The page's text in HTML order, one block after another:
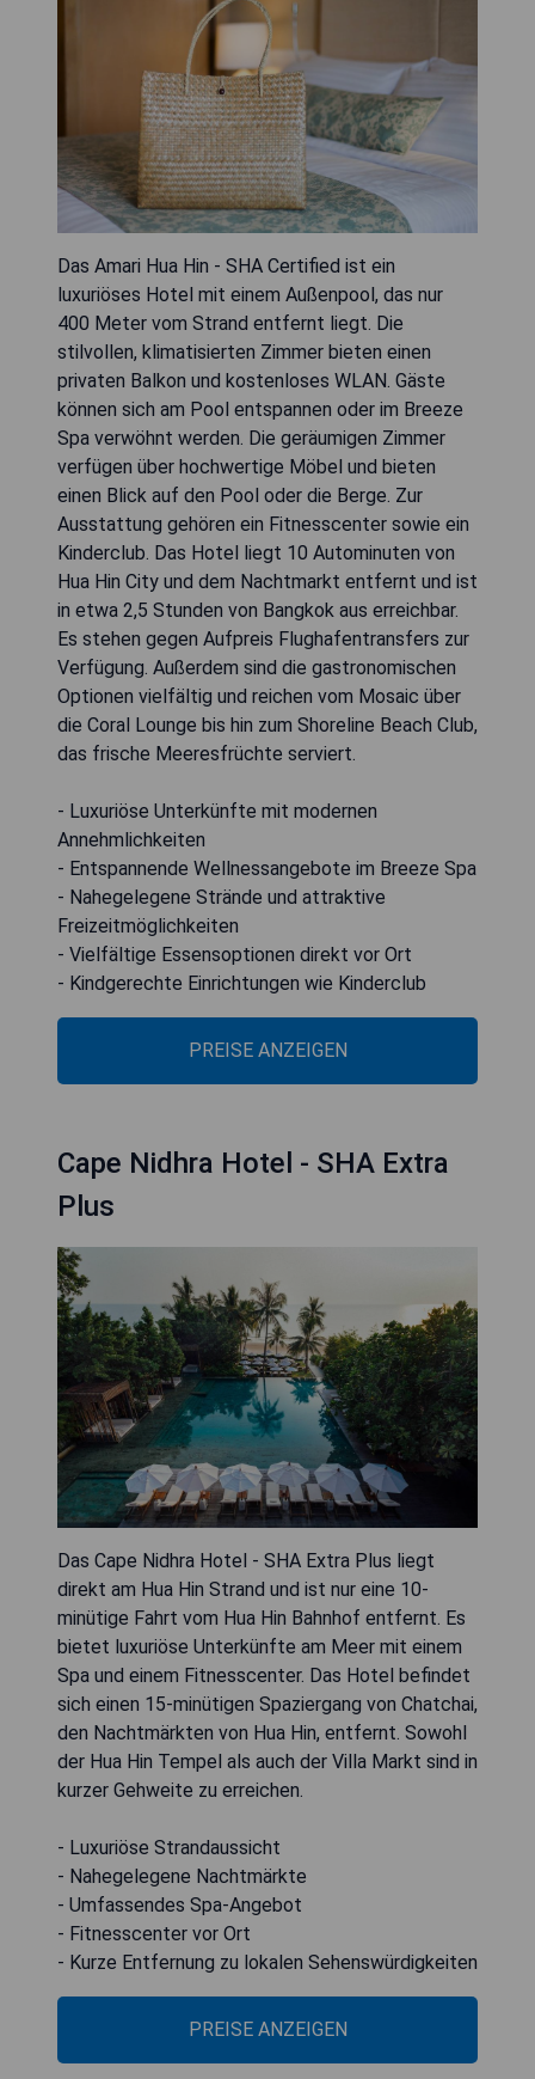
Das Amari Hua Hin - SHA Certified ist ein
luxuriöses Hotel mit einem Außenpool, das nur
400 Meter vom Strand entfernt liegt. Die
stilvollen, klimatisierten Zimmer bieten einen
privaten Balkon und kostenloses WLAN. Gäste
können sich am Pool entspannen oder im Breeze
Spa verwöhnt werden. Die geräumigen Zimmer
verfügen über hochwertige Möbel und bieten
einen Blick auf den Pool oder die Berge. Zur
Ausstattung gehören ein Fitnesscenter sowie ein
Kinderclub. Das Hotel liegt 10 Autominuten von
Hua Hin City und dem Nachtmarkt entfernt und ist
in etwa 2,5 Stunden von Bangkok aus erreichbar.
Es stehen gegen Aufpreis Flughafentransfers zur
Verfügung. Außerdem sind die gastronomischen
Optionen vielfältig und reichen vom Mosaic über
die Coral Lounge bis hin zum Shoreline Beach Club,
das frische Meeresfrüchte serviert.
- Luxuriöse Unterkünfte mit modernen
Annehmlichkeiten
- Entspannende Wellnessangebote im Breeze Spa
- Nahegelegene Strände und attraktive
Freizeitmöglichkeiten
- Vielfältige Essensoptionen direkt vor Ort
- Kindgerechte Einrichtungen wie Kinderclub
PREISE ANZEIGEN
Cape Nidhra Hotel - SHA Extra
Plus
Das Cape Nidhra Hotel - SHA Extra Plus liegt
direkt am Hua Hin Strand und ist nur eine 10-
minütige Fahrt vom Hua Hin Bahnhof entfernt. Es
bietet luxuriöse Unterkünfte am Meer mit einem
Spa und einem Fitnesscenter. Das Hotel befindet
sich einen 15-minütigen Spaziergang von Chatchai,
den Nachtmärkten von Hua Hin, entfernt. Sowohl
der Hua Hin Tempel als auch der Villa Markt sind in
kurzer Gehweite zu erreichen.
- Luxuriöse Strandaussicht
- Nahegelegene Nachtmärkte
- Umfassendes Spa-Angebot
- Fitnesscenter vor Ort
- Kurze Entfernung zu lokalen Sehenswürdigkeiten
PREISE ANZEIGEN